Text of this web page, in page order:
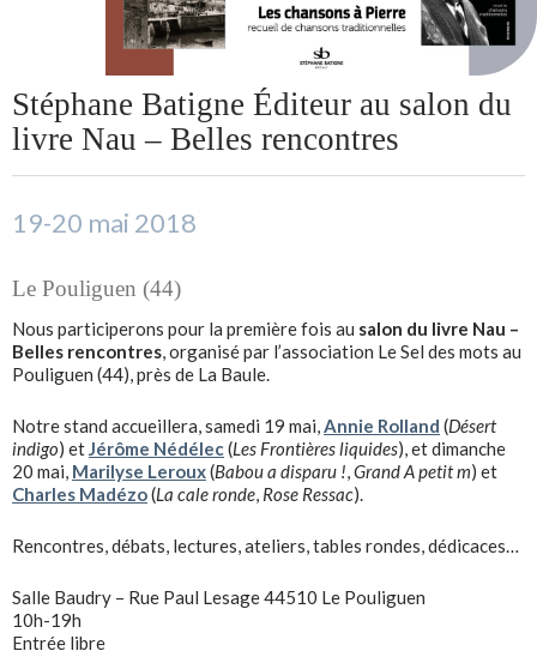
Stéphane Batigne Éditeur au salon du
livre Nau – Belles rencontres
19-20 mai 2018
Le Pouliguen (44)
Nous participerons pour la première fois au salon du livre Nau –
Belles rencontres, organisé par l’association Le Sel des mots au
Pouliguen (44), près de La Baule.
Notre stand accueillera, samedi 19 mai,Annie Rolland (Désert
indigo) etJérôme Nédélec(Les Frontières liquides), et dimanche
20 mai, Marilyse Leroux(Babou a disparu !,Grand A petit m) et
Charles Madézo(La cale ronde, Rose Ressac).
Rencontres, débats, lectures, ateliers, tables rondes, dédicaces…
Salle Baudry – Rue Paul Lesage 44510 Le Pouliguen
10h-19h
Entrée libre